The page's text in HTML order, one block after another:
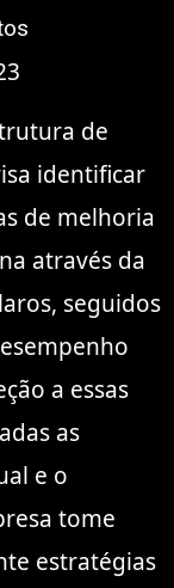
de
identificar
de melhoria
através da
seguidos
a essas
as
e o
tome
estratégias